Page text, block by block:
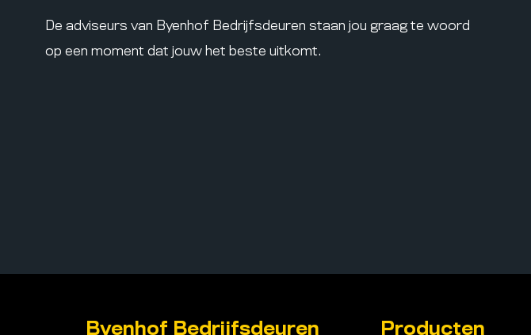
De adviseurs van Byenhof Bedrijfsdeuren staan jou graag te woord
op een moment dat jouw het beste uitkomt.
Byenhof Bedrijfsdeuren Producten